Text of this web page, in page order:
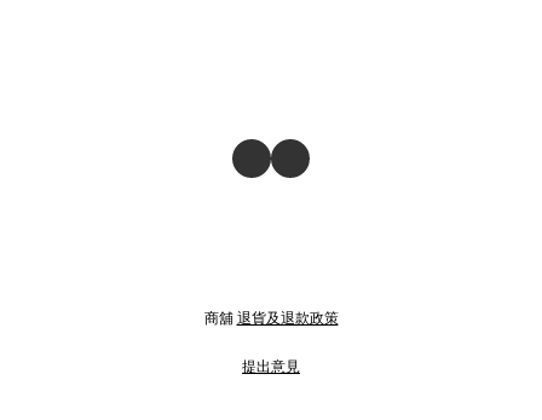
商舖 退貨及退款政策
提出意見